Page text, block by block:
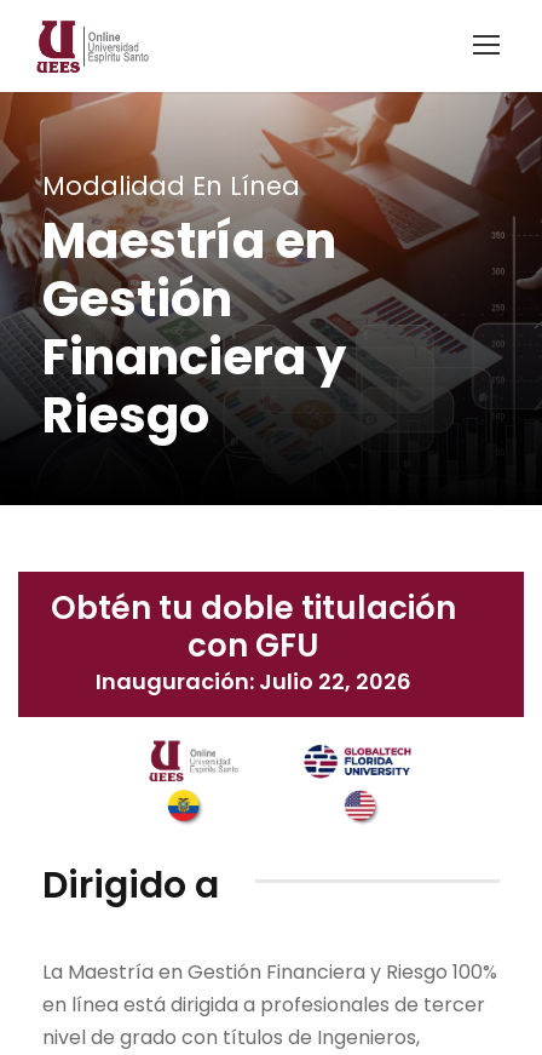
Modalidad En Línea
Maestría en
Gestión
Financiera y
Riesgo
Obtén tu doble titulación
con GFU
Inauguración: Julio 22, 2026
Dirigido a
La Maestría en Gestión Financiera y Riesgo 100%
en línea está dirigida a profesionales de tercer
nivel de grado con títulos de Ingenieros,